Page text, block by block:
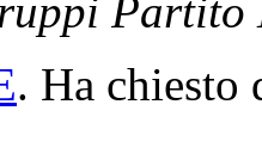
. Ha chiesto